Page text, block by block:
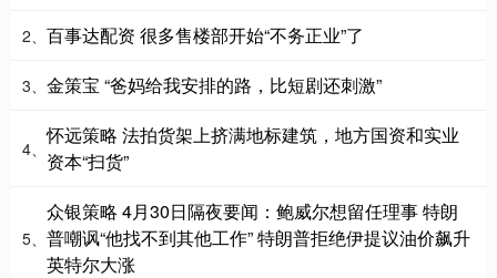
2、 百事达配资 很多售楼部开始“不务正业”了
3、 金策宝 “爸妈给我安排的路，比短剧还刺激”
4、
怀远策略 法拍货架上挤满地标建筑，地方国资和实业
资本“扫货”
5、
众银策略 4月30日隔夜要闻：鲍威尔想留任理事 特朗
普嘲讽“他找不到其他工作” 特朗普拒绝伊提议油价飙升
英特尔大涨